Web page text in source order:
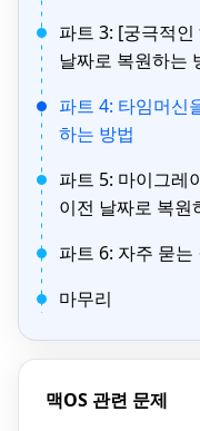
파트 3: [궁극적
날짜로 복원하는
파트 4: 타임머신
하는 방법
파트 5: 마이그레
이전 날짜로 복원
파트 6: 자주 묻는
마무리
맥OS 관련 문제